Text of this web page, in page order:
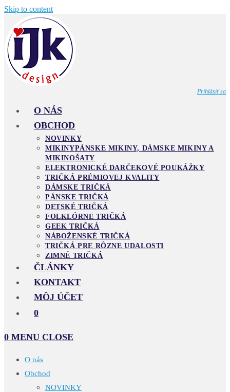
Skip to content
Prihlásiť sa
O NÁS
OBCHOD
NOVINKY
MIKINYPÁNSKE MIKINY, DÁMSKE MIKINY A
MIKINOŠATY
ELEKTRONICKÉ DARČEKOVÉ POUKÁŽKY
TRIČKÁ PRÉMIOVEJ KVALITY
DÁMSKE TRIČKÁ
PÁNSKE TRIČKÁ
DETSKÉ TRIČKÁ
FOLKLÓRNE TRIČKÁ
GEEK TRIČKÁ
NÁBOŽENSKÉ TRIČKÁ
TRIČKÁ PRE RÔZNE UDALOSTI
ZIMNÉ TRIČKÁ
ČLÁNKY
KONTAKT
MÔJ ÚČET
0
0 MENU CLOSE
O nás
Obchod
NOVINKY